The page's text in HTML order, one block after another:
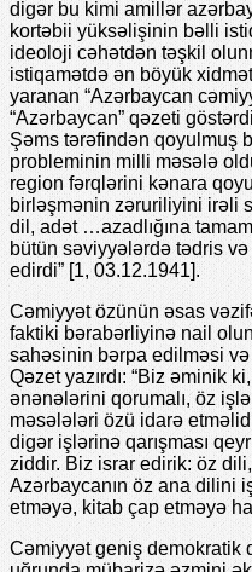
digər bu kimi amillər
kortəbii yüksəlişinin bəlli
ideoloji cəhətdən təşkil
istiqamətdə ən böyük
yaranan “Azərbaycan
“Azərbaycan” qəzeti
Şəms tərəfindən qoyulmuş
probleminin milli məsələ
region fərqlərini kənara
birləşmənin zəruriliyini irəli
dil, adət …azadlığına
bütün səviyyələrdə tədris
edirdi” [1, 03.12.1941].
Cəmiyyət özünün əsas
faktiki bərabərliyinə nail
sahəsinin bərpa edilməsi
Qəzet yazırdı: “Biz əminik
ənənələrini qorumalı, öz
məsələləri özü idarə
digər işlərinə qarışması
ziddir. Biz israr edirik: öz
Azərbaycanın öz ana dilini
etməyə, kitab çap etməyə
Cəmiyyət geniş demokratik